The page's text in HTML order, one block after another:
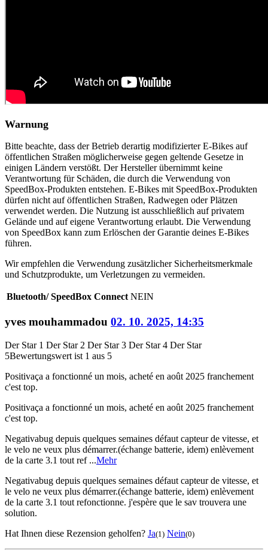
Warnung
Bitte beachte, dass der Betrieb derartig modifizierter E-Bikes auf
öffentlichen Straßen möglicherweise gegen geltende Gesetze in
einigen Ländern verstößt. Der Hersteller übernimmt keine
Verantwortung für Schäden, die durch die Verwendung von
SpeedBox-Produkten entstehen. E-Bikes mit SpeedBox-Produkten
dürfen nicht auf öffentlichen Straßen, Radwegen oder Plätzen
verwendet werden. Die Nutzung ist ausschließlich auf privatem
Gelände und auf eigene Verantwortung erlaubt. Die Verwendung
von SpeedBox kann zum Erlöschen der Garantie deines E-Bikes
führen.
Wir empfehlen die Verwendung zusätzlicher Sicherheitsmerkmale
und Schutzprodukte, um Verletzungen zu vermeiden.
Bluetooth/ SpeedBox Connect NEIN
yves mouhammadou 02. 10. 2025, 14:35
Der Star 1 Der Star 2 Der Star 3 Der Star 4 Der Star
5Bewertungswert ist 1 aus 5
Positivaça a fonctionné un mois, acheté en août 2025 franchement
c'est top.
Positivaça a fonctionné un mois, acheté en août 2025 franchement
c'est top.
Negativabug depuis quelques semaines défaut capteur de vitesse, et
le velo ne veux plus démarrer.(échange batterie, idem) enlèvement
de la carte 3.1 tout ref ...Mehr
Negativabug depuis quelques semaines défaut capteur de vitesse, et
le velo ne veux plus démarrer.(échange batterie, idem) enlèvement
de la carte 3.1 tout refonctionne. j'espère que le sav trouvera une
solution.
Hat Ihnen diese Rezension geholfen? Ja(1) Nein(0)